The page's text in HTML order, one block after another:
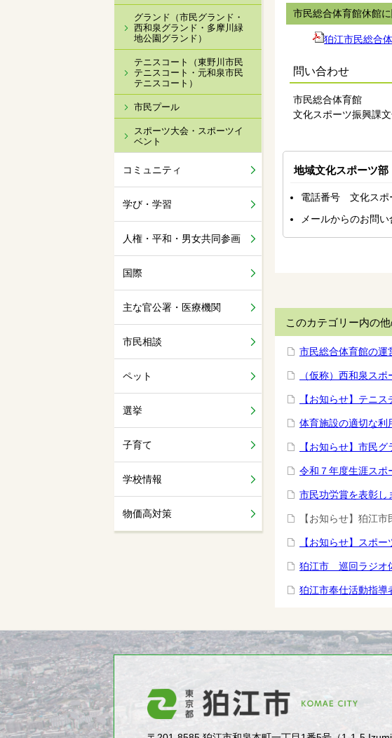
グランド（市民グランド・
西和泉グランド・多摩川緑
地公園グランド）
テニスコート（東野川市民
テニスコート・元和泉市民
テニスコート）
市民プール
スポーツ大会・スポーツイ
ベント
コミュニティ
学び・学習
人権・平和・男女共同参画
国際
主な官公署・医療機関
市民相談
ペット
選挙
子育て
学校情報
物価高対策
市民総合体育館休館
狛江市民総合
問い合わせ
市民総合体
文化スポーツ振興課
地域文化スポーツ
電話番号 文化スポ
メールからのお問
このカテゴリー内の
市民総合体育館の運
（仮称）西和泉ス
【お知らせ】テニ
体育施設の適切な利
【お知らせ】市民
令和７年度生涯スポ
市民功労賞を表彰し
【お知らせ】狛江
【お知らせ】スポ
狛江市 巡回ラジオ
狛江市奉仕活動指導